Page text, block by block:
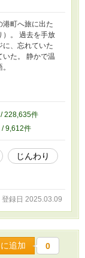
港町へ旅に出た
）。 過去を手放
に、忘れていた
いた。 静かで温
228,635件
/ 9,612件
じんわり
登録日 2025.03.09
追加 0